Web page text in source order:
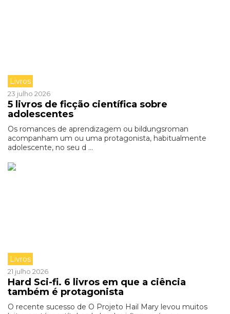
Livros
23 julho 2026
5 livros de ficção científica sobre
adolescentes
Os romances de aprendizagem ou bildungsroman
acompanham um ou uma protagonista, habitualmente
adolescente, no seu d ...
Livros
21 julho 2026
Hard Sci-fi. 6 livros em que a ciência
também é protagonista
O recente sucesso de O Projeto Hail Mary levou muitos